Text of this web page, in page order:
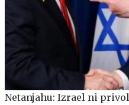
Netanjahu: Izrael ni